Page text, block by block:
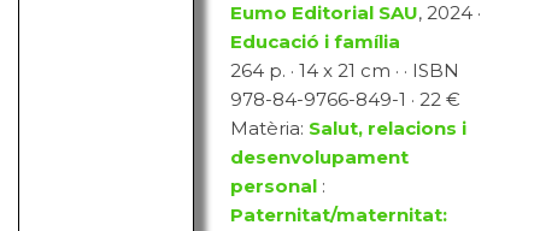
Eumo Editorial SAU, 2024 ·
Educació i família
264 p. · 14 x 21 cm · · ISBN
978-84-9766-849-1 · 22 €
Matèria: Salut, relacions i
desenvolupament
personal :
Paternitat/maternitat: